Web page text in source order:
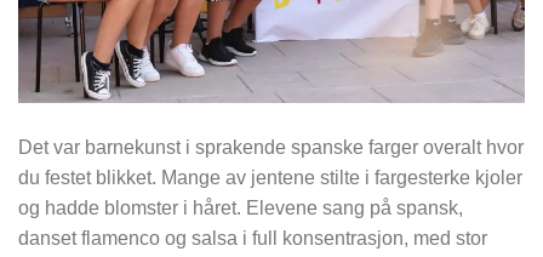
Det var barnekunst i sprakende spanske farger overalt hvor
du festet blikket. Mange av jentene stilte i fargesterke kjoler
og hadde blomster i håret. Elevene sang på spansk,
danset flamenco og salsa i full konsentrasjon, med stor